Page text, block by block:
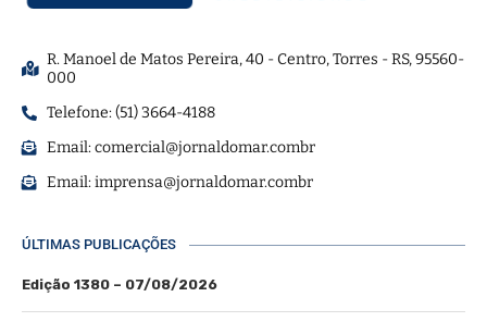
R. Manoel de Matos Pereira, 40 - Centro, Torres - RS, 95560-
000
Telefone: (51) 3664-4188
Email:comercial@jornaldomar.combr
Email:imprensa@jornaldomar.combr
ÚLTIMAS PUBLICAÇÕES
Edição 1380 – 07/08/2026